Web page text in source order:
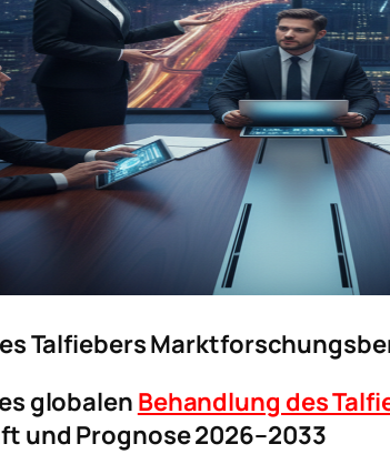
Talfiebers
globalen Behandlung des
und Prognose 2026–2033